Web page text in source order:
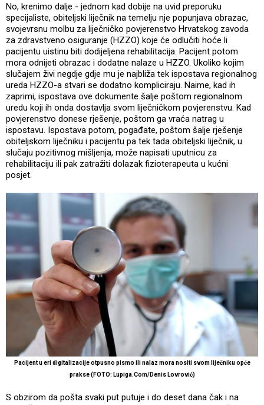
No, krenimo dalje - jednom kad dobije na uvid preporuku
specijaliste, obiteljski liječnik na temelju nje popunjava obrazac,
svojevrsnu molbu za liječničko povjerenstvo Hrvatskog zavoda
za zdravstveno osiguranje (HZZO) koje će odlučiti hoće li
pacijentu uistinu biti dodijeljena rehabilitacija. Pacijent potom
mora odnijeti obrazac i dodatne nalaze u HZZO. Ukoliko kojim
slučajem živi negdje gdje mu je najbliža tek ispostava regionalnog
ureda HZZO-a stvari se dodatno kompliciraju. Naime, kad ih
zaprimi, ispostava ove dokumente šalje poštom regionalnom
uredu koji ih onda dostavlja svom liječničkom povjerenstvu. Kad
povjerenstvo donese rješenje, poštom ga vraća natrag u
ispostavu. Ispostava potom, pogađate, poštom šalje rješenje
obiteljskom liječniku i pacijentu pa tek tada obiteljski liječnik, u
slučaju pozitivnog mišljenja, može napisati uputnicu za
rehabilitaciju ili pak zatražiti dolazak fizioterapeuta u kućni
posjet.
Pacijent u eri digitalizacije otpusno pismo ili nalaz mora nositi svom liječniku opće
prakse (FOTO: Lupiga.Com/Denis Lovrović)
S obzirom da pošta svaki put putuje i do deset dana čak i na